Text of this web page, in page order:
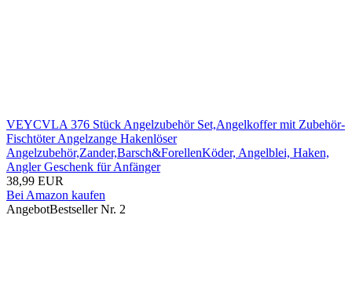
VEYCVLA 376 Stück Angelzubehör Set,Angelkoffer mit Zubehör-
Fischtöter Angelzange Hakenlöser
Angelzubehör,Zander,Barsch&ForellenKöder, Angelblei, Haken,
Angler Geschenk für Anfänger
38,99 EUR
Bei Amazon kaufen
AngebotBestseller Nr. 2